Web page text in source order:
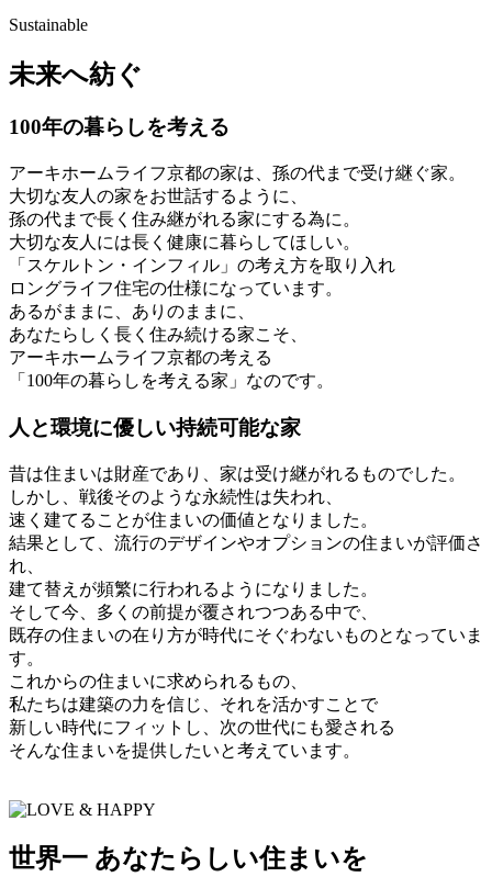
Sustainable
未来へ紡ぐ
100年の暮らしを考える
アーキホームライフ京都の家は、孫の代まで受け継ぐ家。
大切な友人の家をお世話するように、
孫の代まで長く住み継がれる家にする為に。
大切な友人には長く健康に暮らしてほしい。
「スケルトン・インフィル」の考え方を取り入れ
ロングライフ住宅の仕様になっています。
あるがままに、ありのままに、
あなたらしく長く住み続ける家こそ、
アーキホームライフ京都の考える
「100年の暮らしを考える家」なのです。
人と環境に優しい持続可能な家
昔は住まいは財産であり、家は受け継がれるものでした。
しかし、戦後そのような永続性は失われ、
速く建てることが住まいの価値となりました。
結果として、流行のデザインやオプションの住まいが評価さ
れ、
建て替えが頻繁に行われるようになりました。
そして今、多くの前提が覆されつつある中で、
既存の住まいの在り方が時代にそぐわないものとなっていま
す。
これからの住まいに求められるもの、
私たちは建築の力を信じ、それを活かすことで
新しい時代にフィットし、次の世代にも愛される
そんな住まいを提供したいと考えています。
世界一 あなたらしい住まいを